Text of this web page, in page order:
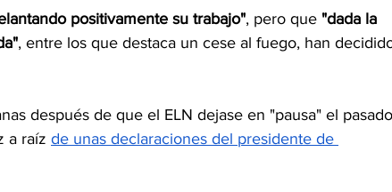
positivamente su trabajo", pero que "dada la
, entre los que destaca un cese al fuego, han
después de que el ELN dejase en "pausa" el
a raíz de unas declaraciones del presidente de